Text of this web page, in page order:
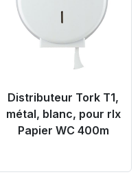
Distributeur Tork T1,
métal, blanc, pour rlx
Papier WC 400m